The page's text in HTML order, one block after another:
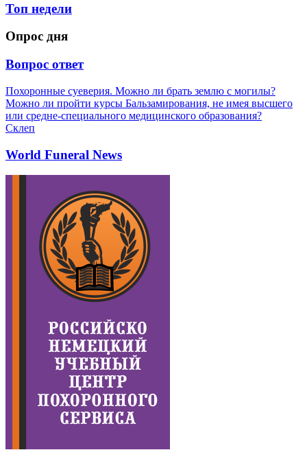
Топ недели
Опрос дня
Вопрос ответ
Похоронные суеверия. Можно ли брать землю с могилы?
Можно ли пройти курсы Бальзамирования, не имея высшего
или средне-специального медицинского образования?
Склеп
World Funeral News